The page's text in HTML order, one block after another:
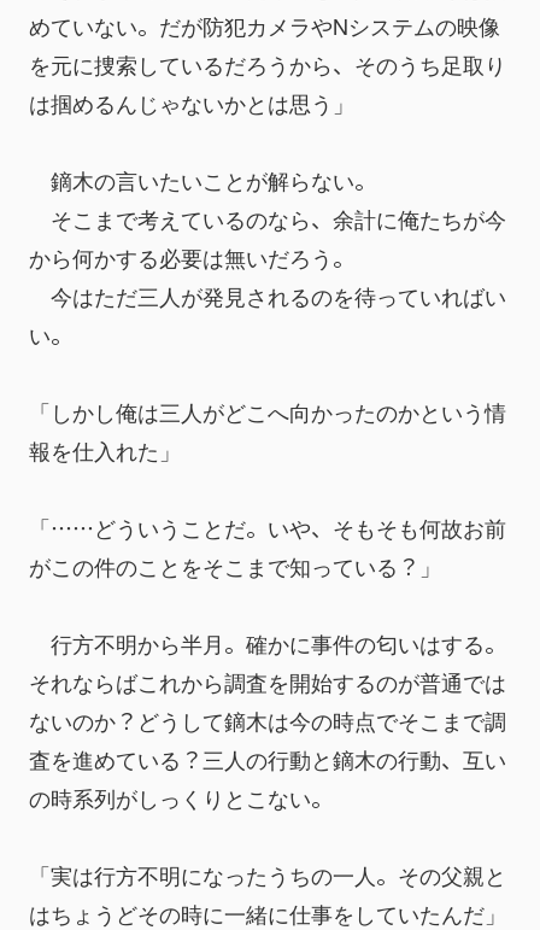
めていない。だが防犯カメラやNシステムの映像
を元に捜索しているだろうから、そのうち足取り
は掴めるんじゃないかとは思う」
鏑木の言いたいことが解らない。
そこまで考えているのなら、余計に俺たちが今
から何かする必要は無いだろう。
今はただ三人が発見されるのを待っていればい
い。
「しかし俺は三人がどこへ向かったのかという情
報を仕入れた」
「……どういうことだ。いや、そもそも何故お前
がこの件のことをそこまで知っている？」
行方不明から半月。確かに事件の匂いはする。
それならばこれから調査を開始するのが普通では
ないのか？どうして鏑木は今の時点でそこまで調
査を進めている？三人の行動と鏑木の行動、互い
の時系列がしっくりとこない。
「実は行方不明になったうちの一人。その父親と
はちょうどその時に一緒に仕事をしていたんだ」